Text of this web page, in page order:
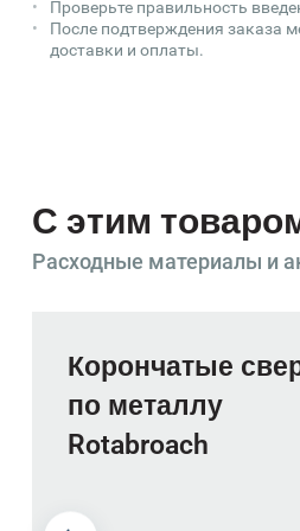
Проверьте правильность
После подтверждения заказа
доставки и оплаты.
С этим
Расходные материалы и
Корончатые
по металлу
Rotabroach